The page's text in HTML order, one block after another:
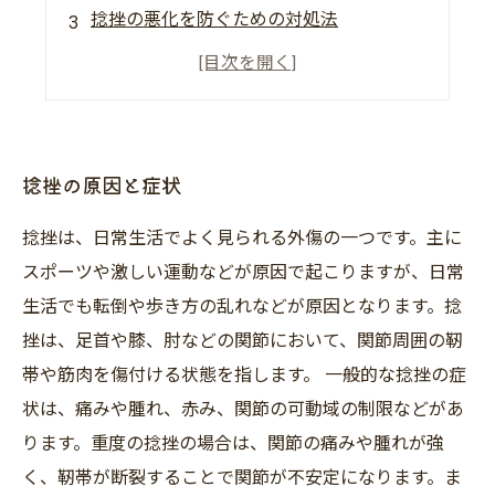
捻挫の悪化を防ぐための対処法
捻挫のリハビリに必要なこと
捻挫の原因と症状
捻挫は、日常生活でよく見られる外傷の一つです。主に
スポーツや激しい運動などが原因で起こりますが、日常
生活でも転倒や歩き方の乱れなどが原因となります。捻
挫は、足首や膝、肘などの関節において、関節周囲の靭
帯や筋肉を傷付ける状態を指します。 一般的な捻挫の症
状は、痛みや腫れ、赤み、関節の可動域の制限などがあ
ります。重度の捻挫の場合は、関節の痛みや腫れが強
く、靭帯が断裂することで関節が不安定になります。ま